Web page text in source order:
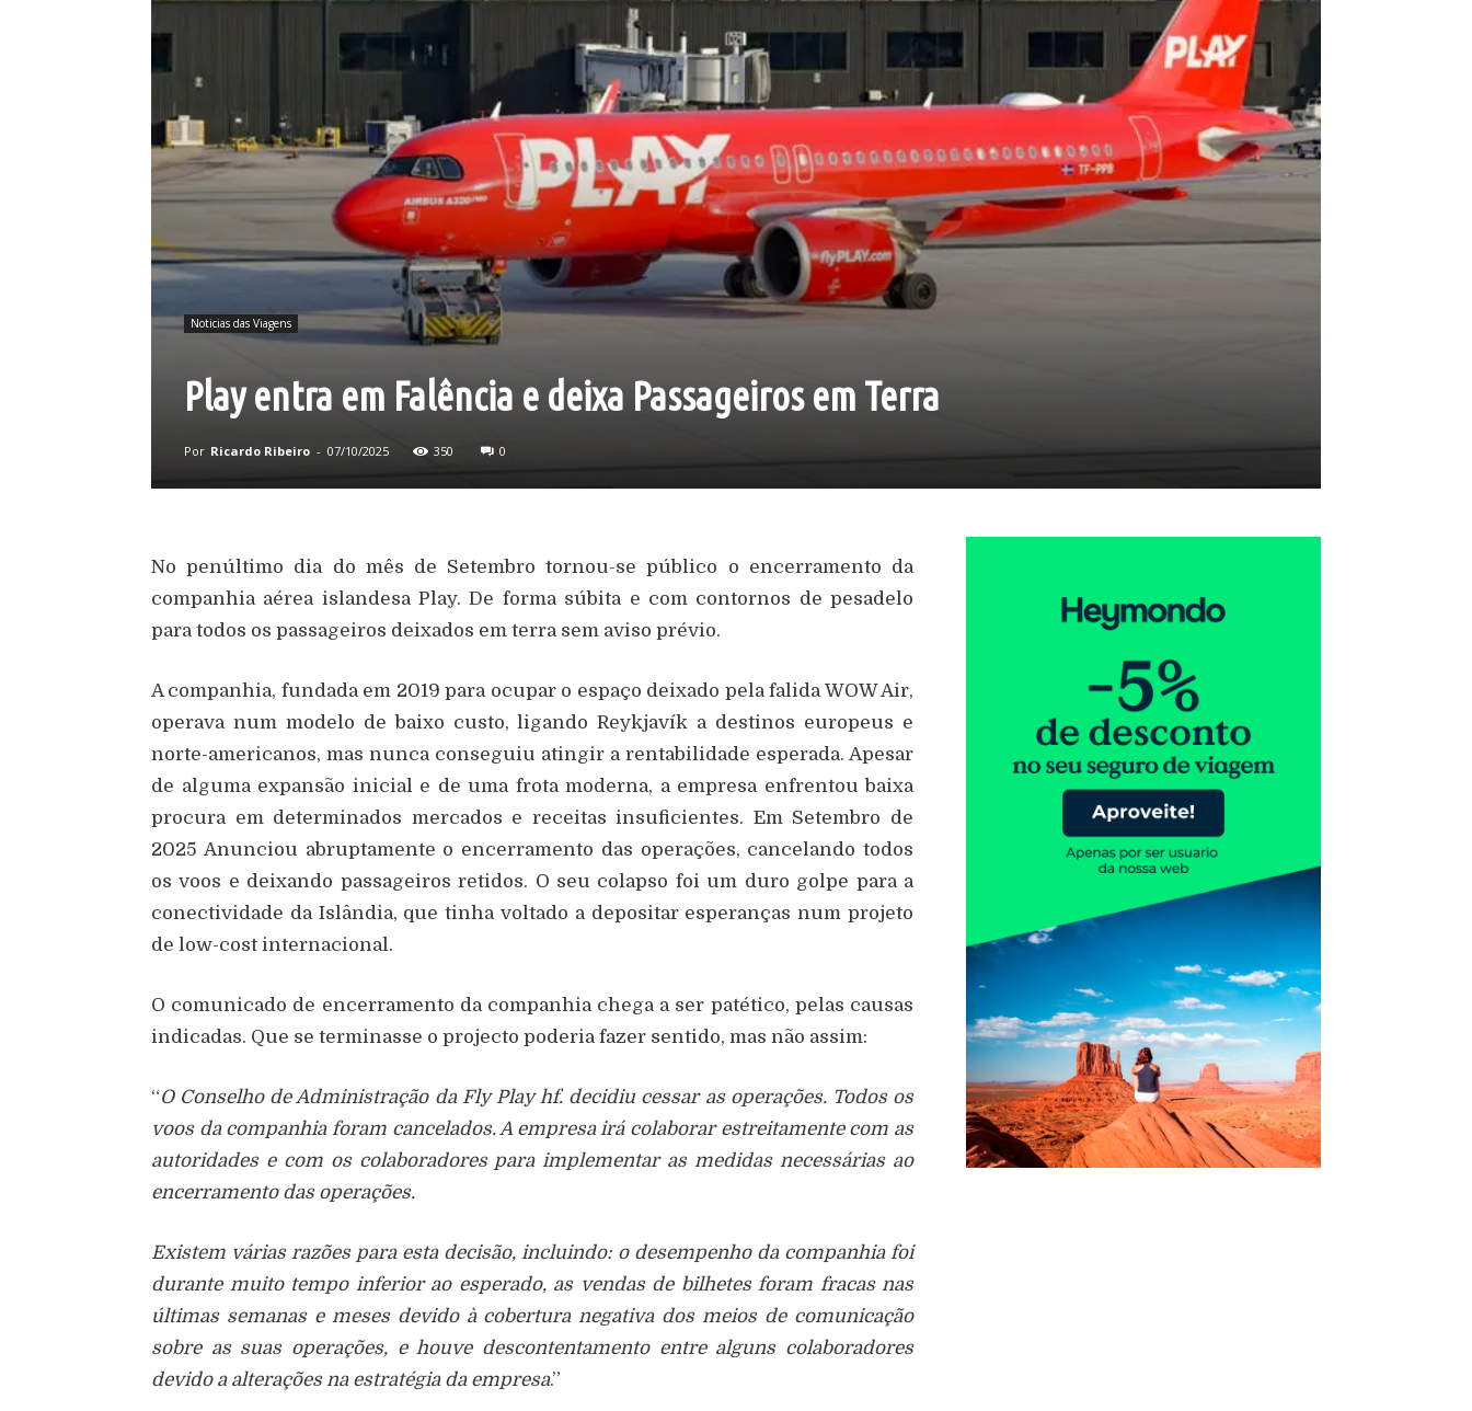
Noticias das Viagens
Play entra em Falência e deixa Passageiros em Terra
Por Ricardo Ribeiro - 07/10/2025 350 0
No penúltimo dia do mês de Setembro tornou-se público o encerramento da
companhia aérea islandesa Play. De forma súbita e com contornos de pesadelo
para todos os passageiros deixados em terra sem aviso prévio.
A companhia, fundada em 2019 para ocupar o espaço deixado pela falida WOW Air,
operava num modelo de baixo custo, ligando Reykjavík a destinos europeus e
norte-americanos, mas nunca conseguiu atingir a rentabilidade esperada. Apesar
de alguma expansão inicial e de uma frota moderna, a empresa enfrentou baixa
procura em determinados mercados e receitas insuficientes. Em Setembro de
2025 Anunciou abruptamente o encerramento das operações, cancelando todos
os voos e deixando passageiros retidos. O seu colapso foi um duro golpe para a
conectividade da Islândia, que tinha voltado a depositar esperanças num projeto
de low-cost internacional.
O comunicado de encerramento da companhia chega a ser patético, pelas causas
indicadas. Que se terminasse o projecto poderia fazer sentido, mas não assim:
“O Conselho de Administração da Fly Play hf. decidiu cessar as operações. Todos os
voos da companhia foram cancelados. A empresa irá colaborar estreitamente com as
autoridades e com os colaboradores para implementar as medidas necessárias ao
encerramento das operações.
Existem várias razões para esta decisão, incluindo: o desempenho da companhia foi
durante muito tempo inferior ao esperado, as vendas de bilhetes foram fracas nas
últimas semanas e meses devido à cobertura negativa dos meios de comunicação
sobre as suas operações, e houve descontentamento entre alguns colaboradores
devido a alterações na estratégia da empresa.”